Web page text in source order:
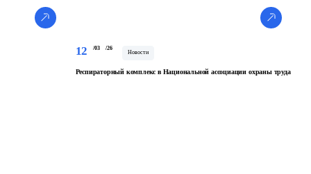
12 /03 /26
Новости
Респираторный комплекс в Национальной ассоциации охраны труда